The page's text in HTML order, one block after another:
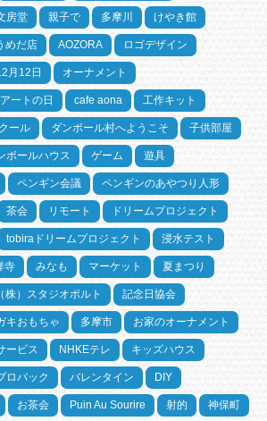
房堂 親子で 多摩川 けやき館
めだ店 AOZORA ロゴデザイン
月12日 オーナメント
ートの日 cafe aona 工作キット
ール ダンボール村へようこそ 子供部屋
ボールハウス ゲーム 遊具
ペンギン会議 ペンギンのあやつり人形
茶会 リモート ドリームプロジェクト
tobiraドリームプロジェクト 浸水テスト
寺 みなも マーケット 夏まつり
（株）スタジオポルト 記念日協会
キおもちゃ 多摩市 お家のオーナメント
ービス NHKEテレ キッズハウス
ロパック バレンタイン DIY
お茶会 Puin Au Sourire 射的 神保町